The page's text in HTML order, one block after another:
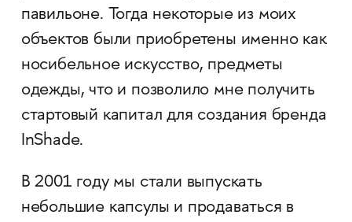
павильоне. Тогда некоторые из моих
объектов были приобретены именно как
носибельное искусство, предметы
одежды, что и позволило мне получить
стартовый капитал для создания бренда
InShade.
В 2001 году мы стали выпускать
небольшие капсулы и продаваться в